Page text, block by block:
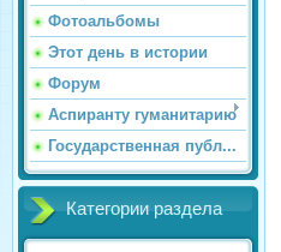
Фотоальбомы
Этот день в истории
Форум
Аспиранту гуманитарию
Государственная публ...
Категории раздела